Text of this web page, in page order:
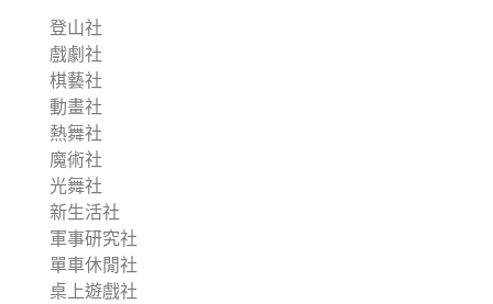
登山社
戲劇社
棋藝社
動畫社
熱舞社
魔術社
光舞社
新生活社
軍事研究社
單車休閒社
桌上遊戲社